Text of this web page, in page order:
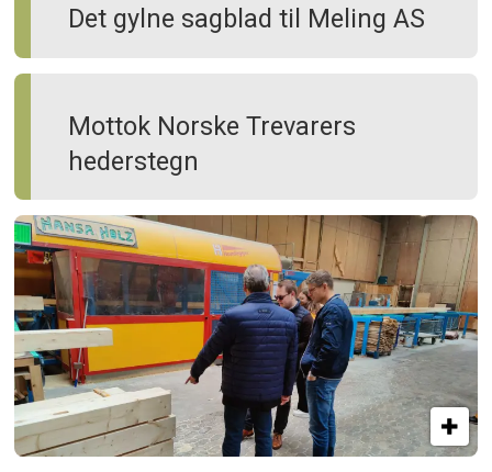
Det gylne sagblad til Meling AS
Mottok Norske Trevarers
hederstegn